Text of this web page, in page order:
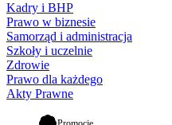
Kadry i BHP
Prawo w biznesie
Samorząd i administracja
Szkoły i uczelnie
Zdrowie
Prawo dla każdego
Akty Prawne